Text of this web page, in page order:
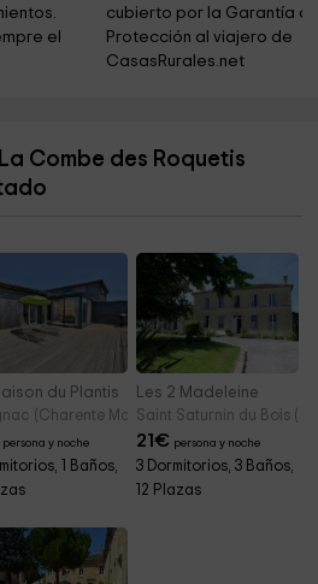
el
cubierto por la Garantía
Protección al viajero de
CasasRurales.net
Combe des Roquetis
du Plantis
(Charente Marítimo)
persona y noche
1 Baños,
Les 2 Madeleine
Saint Saturnin du Bois
21€ persona y noche
3 Dormitorios, 3 Baños,
12 Plazas